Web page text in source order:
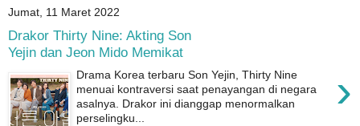
Jumat, 11 Maret 2022
Drakor Thirty Nine: Akting Son
Yejin dan Jeon Mido Memikat
›
Drama Korea terbaru Son Yejin, Thirty Nine
menuai kontraversi saat penayangan di negara
asalnya. Drakor ini dianggap menormalkan
perselingku...